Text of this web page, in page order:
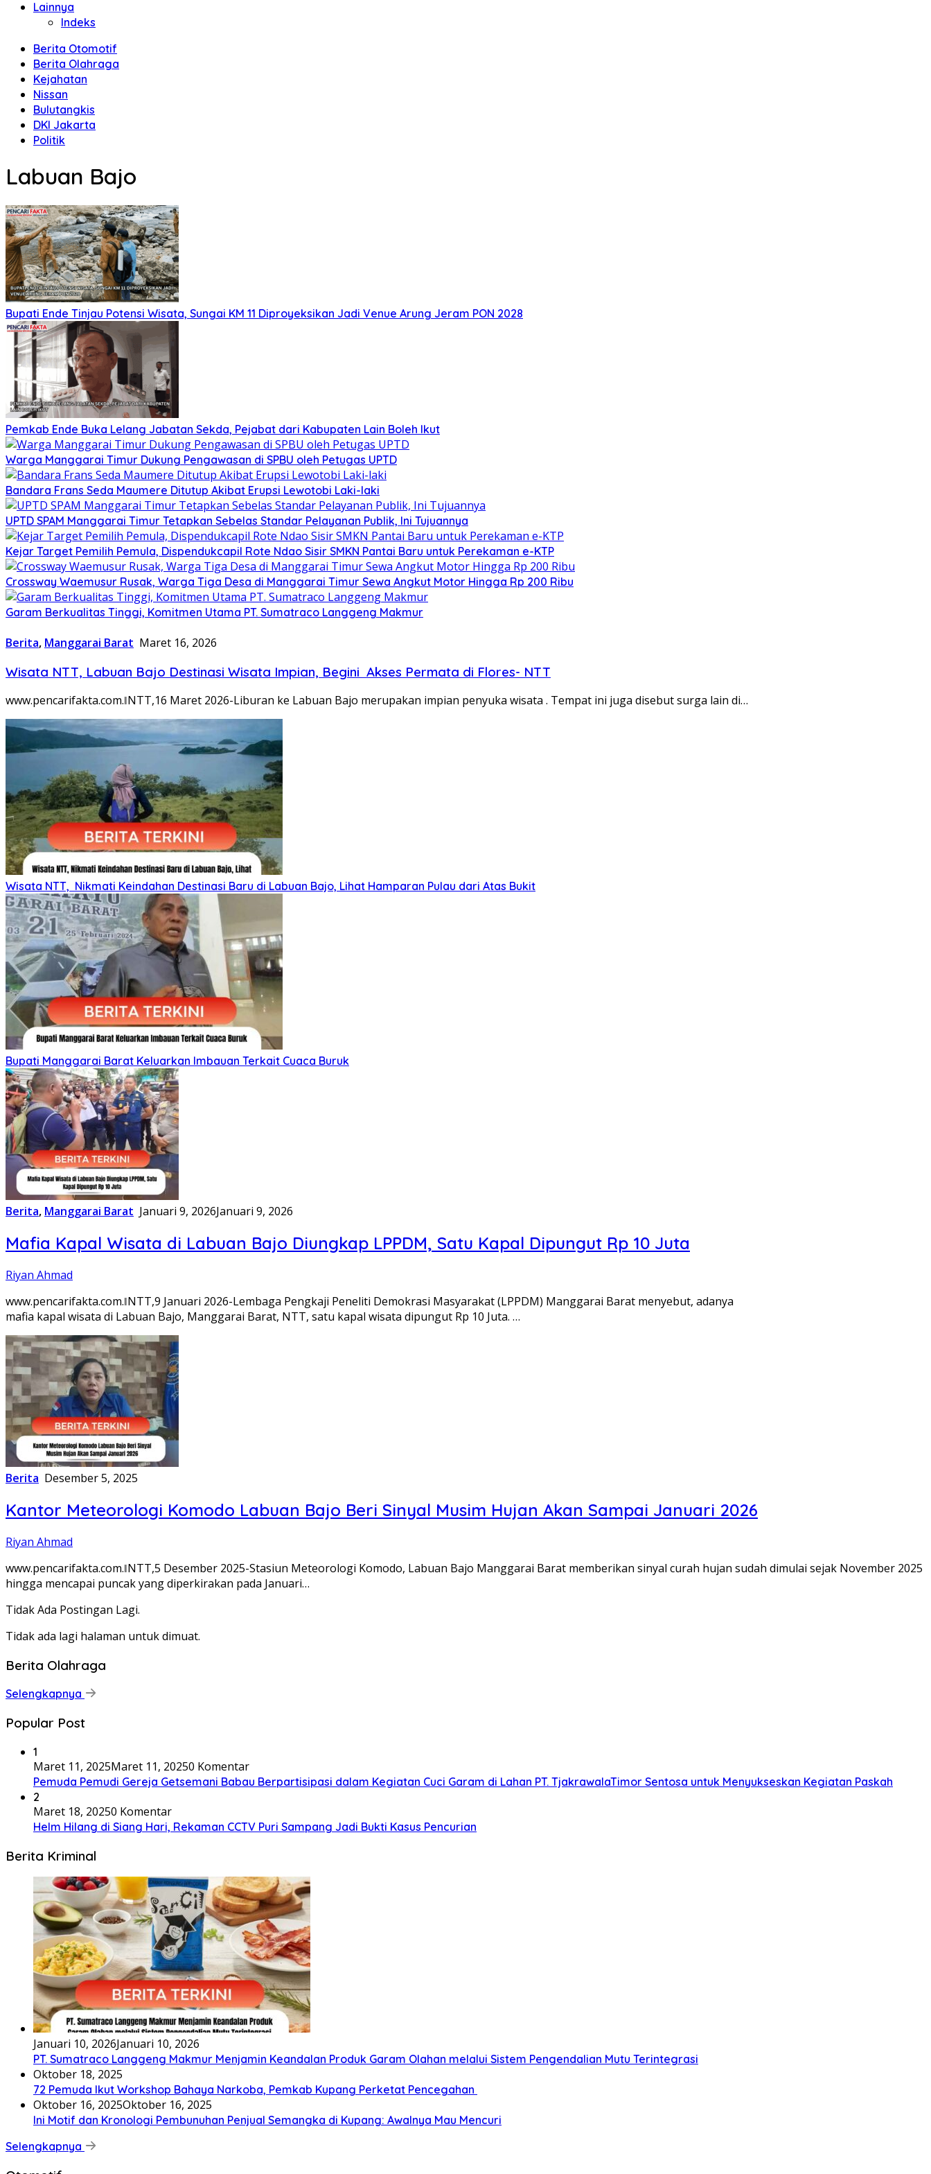
Lainnya
Indeks
Berita Otomotif
Berita Olahraga
Kejahatan
Nissan
Bulutangkis
DKI Jakarta
Politik
Labuan Bajo
Bupati Ende Tinjau Potensi Wisata, Sungai KM 11 Diproyeksikan Jadi Venue Arung Jeram PON 2028
Pemkab Ende Buka Lelang Jabatan Sekda, Pejabat dari Kabupaten Lain Boleh Ikut
Warga Manggarai Timur Dukung Pengawasan di SPBU oleh Petugas UPTD
Bandara Frans Seda Maumere Ditutup Akibat Erupsi Lewotobi Laki-laki
UPTD SPAM Manggarai Timur Tetapkan Sebelas Standar Pelayanan Publik, Ini Tujuannya
Kejar Target Pemilih Pemula, Dispendukcapil Rote Ndao Sisir SMKN Pantai Baru untuk Perekaman e-KTP
Crossway Waemusur Rusak, Warga Tiga Desa di Manggarai Timur Sewa Angkut Motor Hingga Rp 200 Ribu
Garam Berkualitas Tinggi, Komitmen Utama PT. Sumatraco Langgeng Makmur
Berita, Manggarai Barat Maret 16, 2026
Wisata NTT, Labuan Bajo Destinasi Wisata Impian, Begini Akses Permata di Flores- NTT
www.pencarifakta.com.ǁNTT,16 Maret 2026-Liburan ke Labuan Bajo merupakan impian penyuka wisata . Tempat ini juga disebut surga lain di…
Wisata NTT, Nikmati Keindahan Destinasi Baru di Labuan Bajo, Lihat Hamparan Pulau dari Atas Bukit
Bupati Manggarai Barat Keluarkan Imbauan Terkait Cuaca Buruk
Berita, Manggarai Barat Januari 9, 2026Januari 9, 2026
Mafia Kapal Wisata di Labuan Bajo Diungkap LPPDM, Satu Kapal Dipungut Rp 10 Juta
Riyan Ahmad
www.pencarifakta.com.ǁNTT,9 Januari 2026-Lembaga Pengkaji Peneliti Demokrasi Masyarakat (LPPDM) Manggarai Barat menyebut, adanya
mafia kapal wisata di Labuan Bajo, Manggarai Barat, NTT, satu kapal wisata dipungut Rp 10 Juta. …
Berita Desember 5, 2025
Kantor Meteorologi Komodo Labuan Bajo Beri Sinyal Musim Hujan Akan Sampai Januari 2026
Riyan Ahmad
www.pencarifakta.com.ǁNTT,5 Desember 2025-Stasiun Meteorologi Komodo, Labuan Bajo Manggarai Barat memberikan sinyal curah hujan sudah dimulai sejak November 2025
hingga mencapai puncak yang diperkirakan pada Januari…
Tidak Ada Postingan Lagi.
Tidak ada lagi halaman untuk dimuat.
Berita Olahraga
Selengkapnya
Popular Post
1
Maret 11, 2025Maret 11, 20250 Komentar
Pemuda Pemudi Gereja Getsemani Babau Berpartisipasi dalam Kegiatan Cuci Garam di Lahan PT. TjakrawalaTimor Sentosa untuk Menyukseskan Kegiatan Paskah
2
Maret 18, 20250 Komentar
Helm Hilang di Siang Hari, Rekaman CCTV Puri Sampang Jadi Bukti Kasus Pencurian
Berita Kriminal
Januari 10, 2026Januari 10, 2026
PT. Sumatraco Langgeng Makmur Menjamin Keandalan Produk Garam Olahan melalui Sistem Pengendalian Mutu Terintegrasi
Oktober 18, 2025
72 Pemuda Ikut Workshop Bahaya Narkoba, Pemkab Kupang Perketat Pencegahan
Oktober 16, 2025Oktober 16, 2025
Ini Motif dan Kronologi Pembunuhan Penjual Semangka di Kupang: Awalnya Mau Mencuri
Selengkapnya